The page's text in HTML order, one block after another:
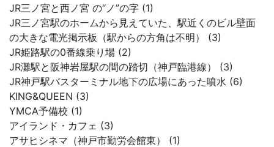
JR三ノ宮と西ノ宮 の“ノ”の字 (1)
JR三ノ宮駅のホームから見えていた、駅近くのビル壁面
の大きな電光掲示板（駅からの方角は不明） (3)
JR姫路駅の0番線乗り場 (2)
JR灘駅と阪神岩屋駅の間の踏切（神戸臨港線） (3)
JR神戸駅バスターミナル地下の広場にあった噴水 (6)
KING&QUEEN (3)
YMCA予備校 (1)
アイランド・カフェ (3)
アサヒシネマ（神戸市勤労会館東） (1)